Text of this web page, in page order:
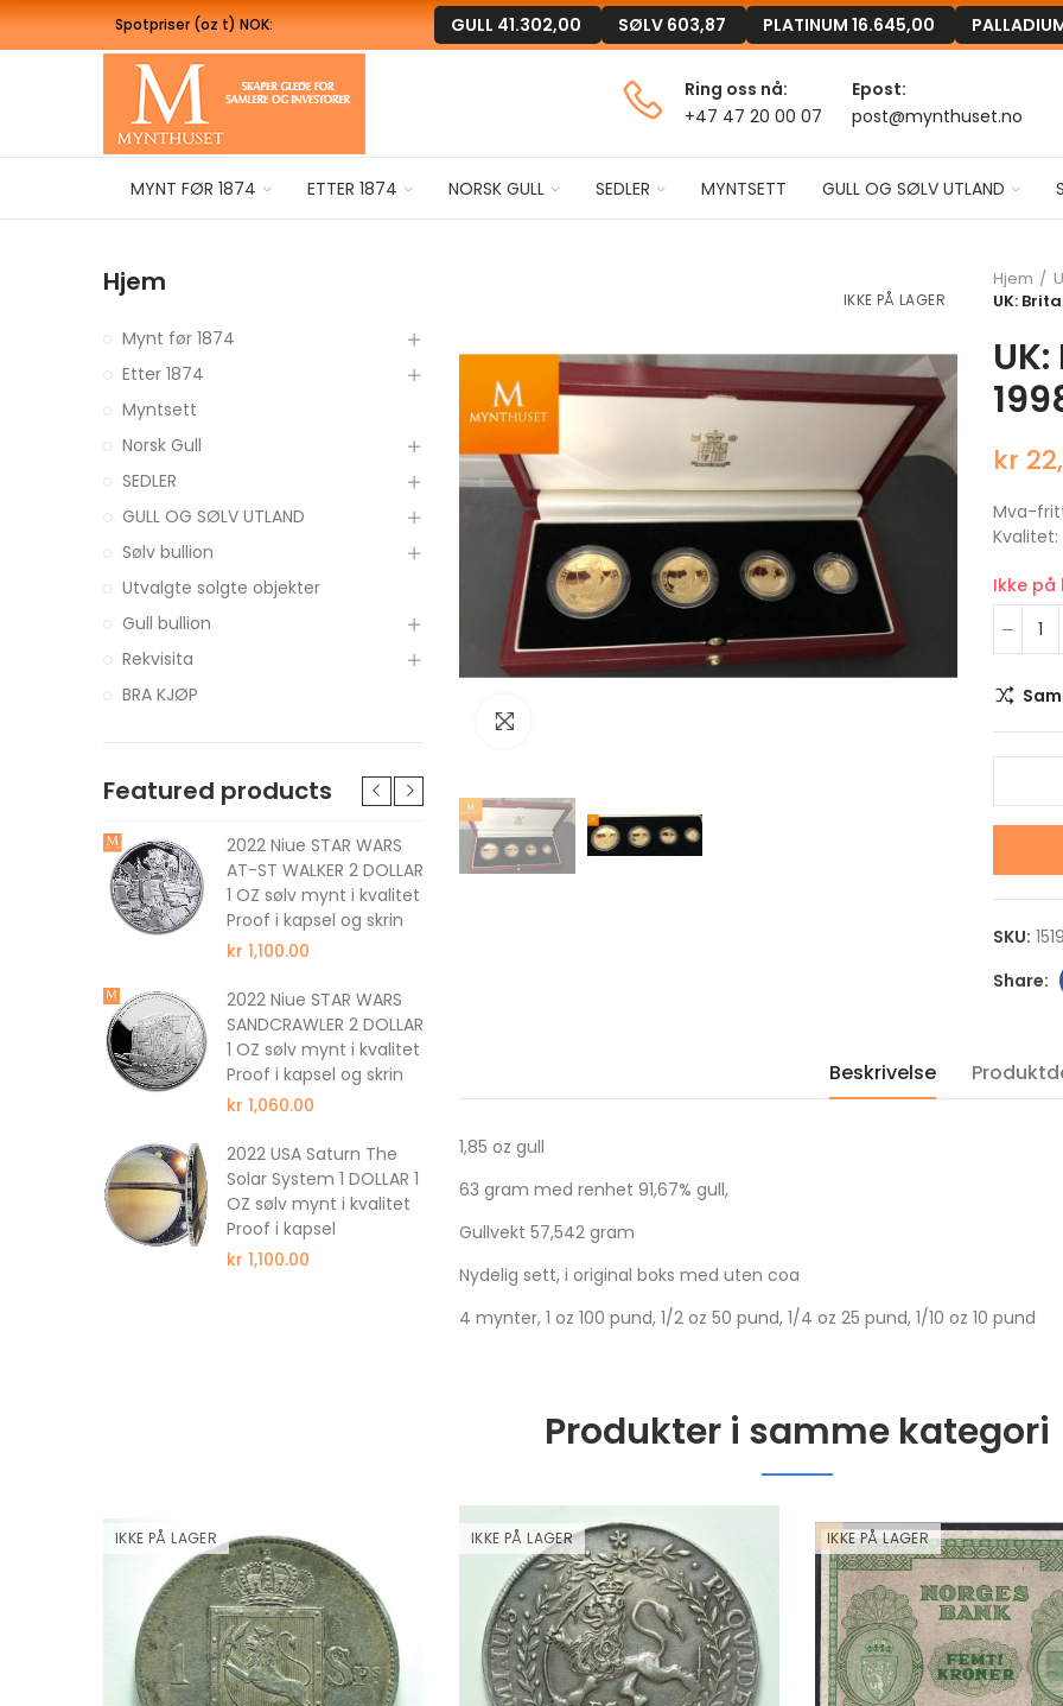
Spotpriser (oz t) NOK:
Ring oss nå:
+47 47 20 00 07
Epost:
post@mynthuset.no
MYNT FØR 1874 ETTER 1874 NORSK GULL SEDLER MYNTSETT GULL OG SØLV UTLAND
GULL 41.302,00 SØLV 603,87 PLATINUM 16.645,00
IKKE PÅ LAGER
Hjem
UK:
kr
Mva-
Kvalitet:
Ikke på
SKU: 1519
Beskrivelse
1,85 oz gull
63 gram med renhet 91,67% gull,
Gullvekt 57,542 gram
Nydelig sett, i original boks med uten coa
4 mynter, 1 oz 100 pund, 1/2 oz 50 pund, 1/4 oz 25 pund, 1/10 oz 10 pund
Hjem
Mynt før 1874
Etter 1874
Myntsett
Norsk Gull
SEDLER
GULL OG SØLV UTLAND
Sølv bullion
Utvalgte solgte objekter
Gull bullion
Rekvisita
BRA KJØP
Featured products
2022 Niue STAR WARS
AT-ST WALKER 2 DOLLAR
1 OZ sølv mynt i kvalitet
Proof i kapsel og skrin
kr 1,100.00
2022 Niue STAR WARS
SANDCRAWLER 2 DOLLAR
1 OZ sølv mynt i kvalitet
Proof i kapsel og skrin
kr 1,060.00
2022 USA Saturn The
Solar System 1 DOLLAR 1
OZ sølv mynt i kvalitet
Proof i kapsel
kr 1,100.00
2022 USA Neptune The
Solar System 1 DOLLAR 1
kr 1,100.00
Dollar Mayflower
Provincial Flower
kvalitet proof NGC PF69
AT-ST WALKER 2
1 OZ sølv mynt i
2022 Niue STAR
Proof i kapsel og
kr 1,060.00
Produkter i samme kategori
IKKE PÅ LAGER IKKE PÅ LAGER IKKE PÅ LAGER